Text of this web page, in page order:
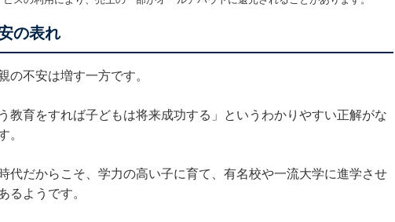
の表れ
の不安は増す一方です。
教育をすれば子どもは将来成功する」というわかりやすい正解がな
。
代だからこそ、学力の高い子に育て、有名校や一流大学に進学させ
るようです。